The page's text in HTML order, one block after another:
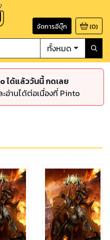
จัดการอีบุ๊ก (0)
ทั้งหมด
ได้แล้ววันนี้ กดเลย
อ่านได้ต่อเนื่องที่ Pinto